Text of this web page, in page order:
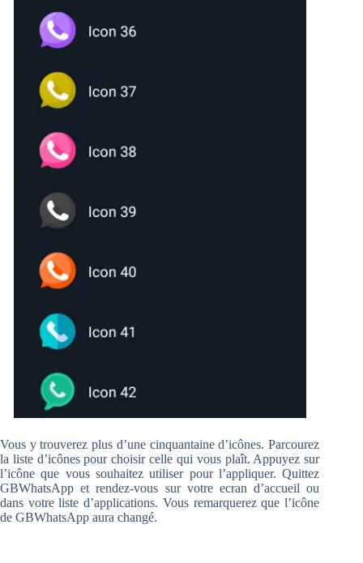
Vous y trouverez plus d’une cinquantaine d’icônes. Parcourez
la liste d’icônes pour choisir celle qui vous plaît. Appuyez sur
l’icône que vous souhaitez utiliser pour l’appliquer. Quittez
GBWhatsApp et rendez-vous sur votre ecran d’accueil ou
dans votre liste d’applications. Vous remarquerez que l’icône
de GBWhatsApp aura changé.